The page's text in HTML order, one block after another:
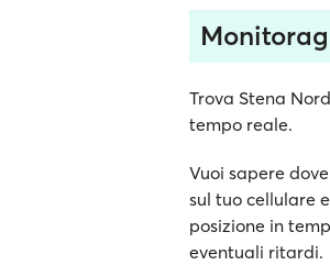
Trova Stena
tempo reale.
Vuoi sapere
sul tuo cellulare
posizione in
eventuali ritardi.